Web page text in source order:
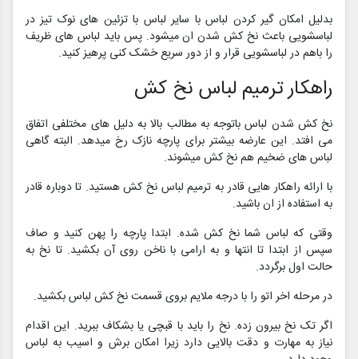
بدلیل امکان گیر کردن لباس با سایر لباس با تزئین های نوک تیز در
لباسشویی باعث نخ کش شدن ان میشود. پس باید لباس های ظریف
را باهم در لباسشویی قرار و از دور سریع خشک کنی پرهیز کنید.
راهکار ترمیم لباس نخ کش
نخ کش شدن لباس باتوجه به مطالب بالا به دلیل های مختلفی اتفاق
می افتد. این عارضه بیشتر برای پارچه نازک رخ میدهد. البته گاهی
لباس های ضخیم هم نخ کش میشوند.
با ارائه راهکار هایی قادر به ترمیم لباس نخ کش هستید. تا دوباره قادر
به استفاده از ان باشید.
وقتی که لباس شما نخ کش شده. ابتدا پارچه را پهن کنید و صاف
سپس از ابتدا تا انتها و به ارامی با ناخن روی آن بکشید. تا نخ به
حالت اول برگردد.
در مرحله اخر اتو را با درجه ملایم بروی قسمت نخ کش لباس بکشید.
اگر تک نخ بیرون زده. نخ را باید با قبچی یا بشکاف ببرید. این اقدام
نیاز به مهارت و دقت بالایی دارد زیرا امکان برش و اسیب به لباس